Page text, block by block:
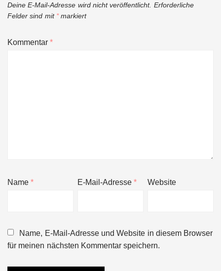
Deine E-Mail-Adresse wird nicht veröffentlicht. Erforderliche
Felder sind mit *markiert
Kommentar*
Name* E-Mail-Adresse* Website
Name, E-Mail-Adresse und Website in diesem Browser
für meinen nächsten Kommentar speichern.